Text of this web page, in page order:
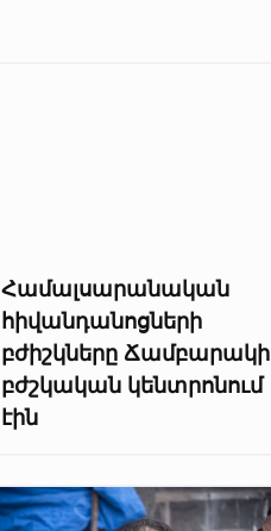
Համալսարանական
հիվանդանոցների
բժիշկները Ճամբարակի
բժշկական կենտրոնում
էին